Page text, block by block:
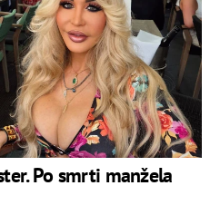
Po smrti manžela